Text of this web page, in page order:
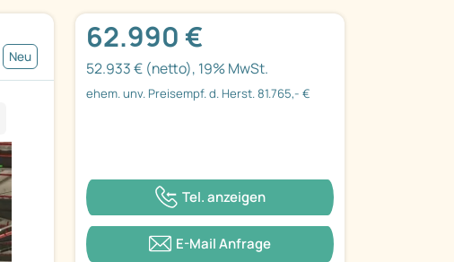
Neu
62.990 €
52.933 € (netto), 19% MwSt.
ehem. unv. Preisempf. d. Herst. 81.765,- €
Tel. anzeigen
E-Mail Anfrage